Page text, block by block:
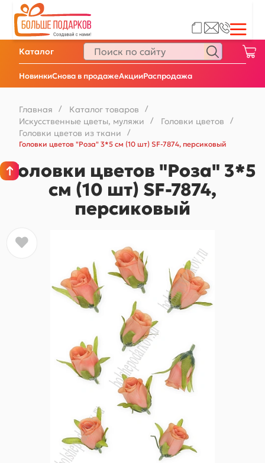
НовинкиСнова в продажеАкцииРаспродажа
Каталог
Главная / Каталог товаров /
Искусственные цветы, муляжи / Головки цветов /
Головки цветов из ткани
/
Головки цветов "Роза" 3*5 см (10 шт) SF-7874, персиковый
Головки цветов "Роза" 3*5
см (10 шт) SF-7874,
персиковый